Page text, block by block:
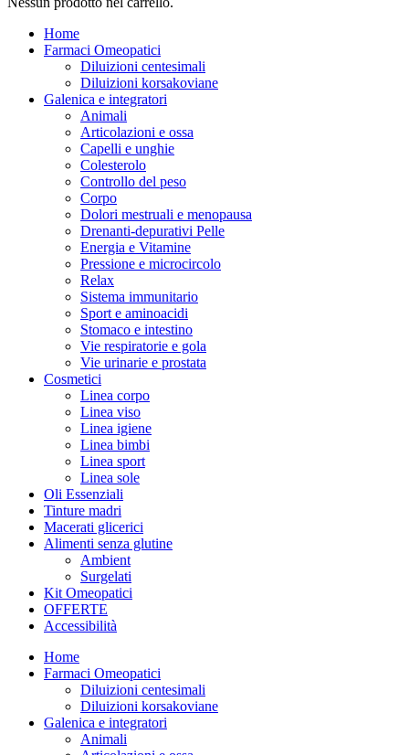
Home
Farmaci Omeopatici
Diluizioni centesimali
Diluizioni korsakoviane
Galenica e integratori
Animali
Articolazioni e ossa
Capelli e unghie
Colesterolo
Controllo del peso
Corpo
Dolori mestruali e menopausa
Drenanti-depurativi Pelle
Energia e Vitamine
Pressione e microcircolo
Relax
Sistema immunitario
Sport e aminoacidi
Stomaco e intestino
Vie respiratorie e gola
Vie urinarie e prostata
Cosmetici
Linea corpo
Linea viso
Linea igiene
Linea bimbi
Linea sport
Linea sole
Oli Essenziali
Tinture madri
Macerati glicerici
Alimenti senza glutine
Ambient
Surgelati
Kit Omeopatici
OFFERTE
Accessibilità
Home
Farmaci Omeopatici
Diluizioni centesimali
Diluizioni korsakoviane
Galenica e integratori
Animali